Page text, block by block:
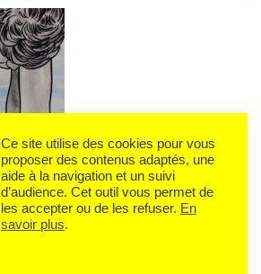
Ce site utilise des cookies pour vous
proposer des contenus adaptés, une
aide à la navigation et un suivi
d’audience. Cet outil vous permet de
les accepter ou de les refuser. En
savoir plus.